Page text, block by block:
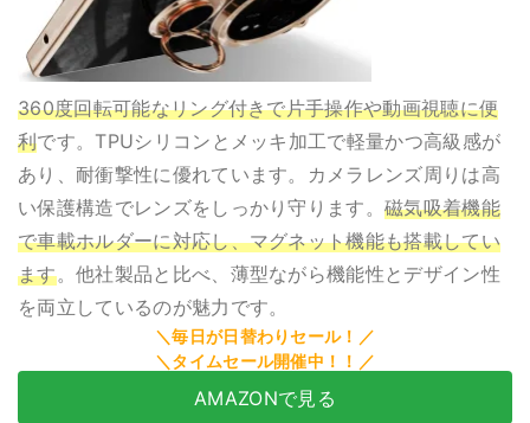
360度回転可能なリング付きで片手操作や動画視聴に便
利です。TPUシリコンとメッキ加工で軽量かつ高級感が
あり、耐衝撃性に優れています。カメラレンズ周りは高
い保護構造でレンズをしっかり守ります。磁気吸着機能
で車載ホルダーに対応し、マグネット機能も搭載してい
ます。他社製品と比べ、薄型ながら機能性とデザイン性
を両立しているのが魅力です。
AMAZONで見る